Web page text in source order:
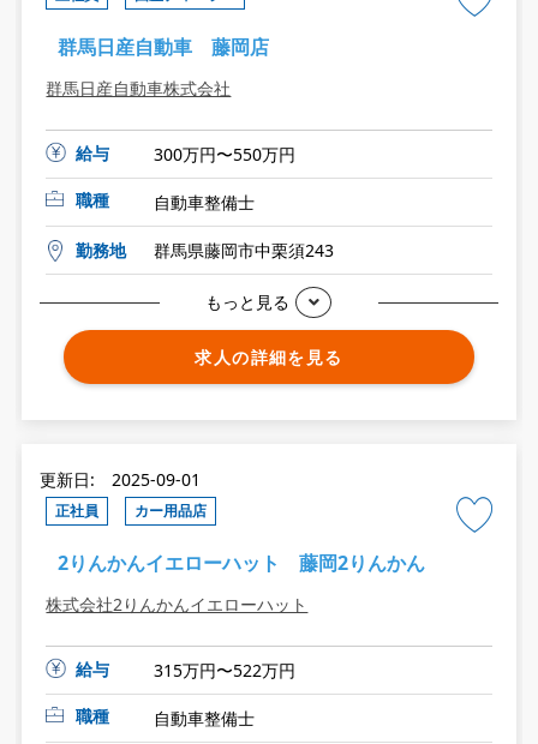
群馬日産自動車 藤岡店
群馬日産自動車株式会社
給与
300万円〜550万円
職種
自動車整備士
勤務地 群馬県藤岡市中栗須243
もっと見る
求人の詳細を見る
更新日: 2025-09-01
正社員 カー用品店
2りんかんイエローハット 藤岡2りんかん
株式会社2りんかんイエローハット
給与
315万円〜522万円
職種
自動車整備士